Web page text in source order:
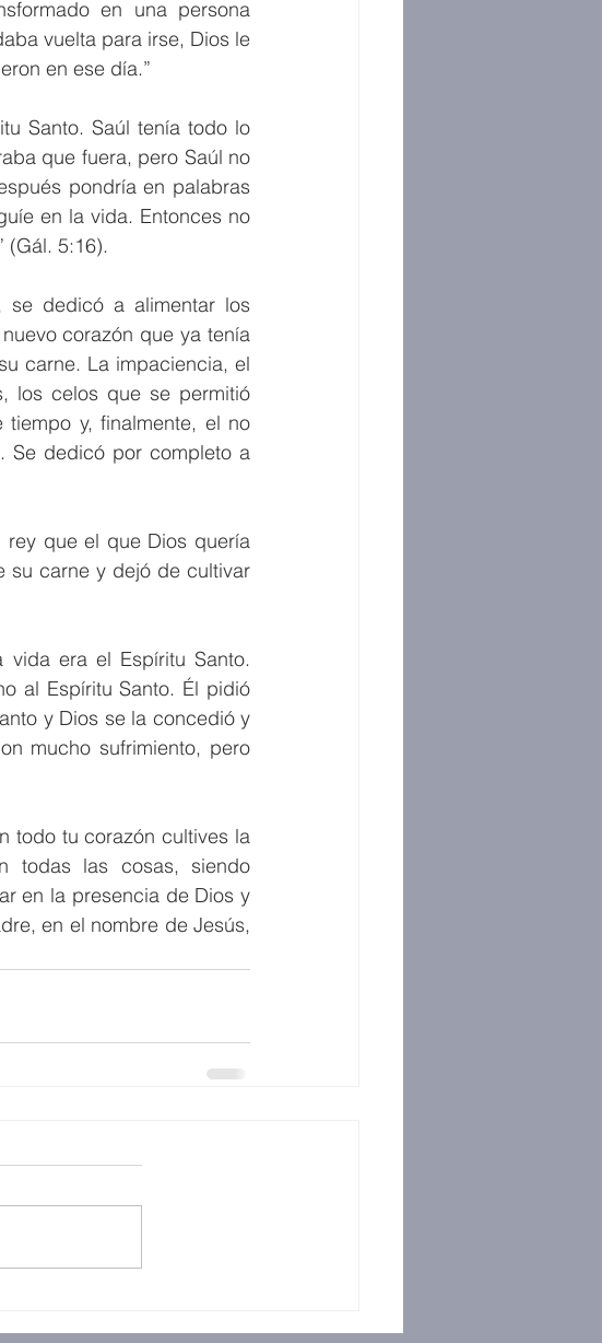
en una persona
vuelta para irse, Dios le
en ese día.”
Santo. Saúl tenía todo lo
que fuera, pero Saúl no
pondría en palabras
en la vida. Entonces no
(Gál. 5:16).
se dedicó a alimentar los
corazón que ya tenía
carne. La impaciencia, el
los celos que se permitió
y, finalmente, el no
Se dedicó por completo a
que el que Dios quería
su carne y dejó de cultivar
era el Espíritu Santo.
al Espíritu Santo. Él pidió
y Dios se la concedió y
mucho sufrimiento, pero
todo tu corazón cultives la
todas las cosas, siendo
en la presencia de Dios y
en el nombre de Jesús,